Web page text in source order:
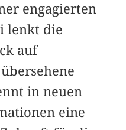
engagierten
lenkt die
auf
in neuen
eine